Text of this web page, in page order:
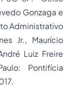
Gonzaga e
Administrativo
Jr., Maurício
Luiz Freire
Pontifícia